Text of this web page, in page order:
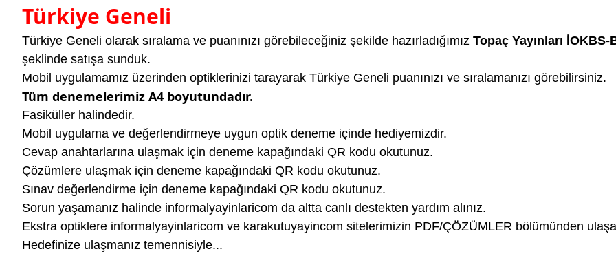
Türkiye Geneli
Türkiye Geneli olarak sıralama ve puanınızı görebileceğiniz şekilde hazırladığımız Topaç Yayınları İOKBS-
şeklinde satışa sunduk.
Mobil uygulamamız üzerinden optiklerinizi tarayarak Türkiye Geneli puanınızı ve sıralamanızı görebilirsiniz.
Tüm denemelerimiz A4 boyutundadır.
Fasiküller halindedir.
Mobil uygulama ve değerlendirmeye uygun optik deneme içinde hediyemizdir.
Cevap anahtarlarına ulaşmak için deneme kapağındaki QR kodu okutunuz.
Çözümlere ulaşmak için deneme kapağındaki QR kodu okutunuz.
Sınav değerlendirme için deneme kapağındaki QR kodu okutunuz.
Sorun yaşamanız halinde informalyayinlaricom da altta canlı destekten yardım alınız.
Ekstra optiklere informalyayinlaricom ve karakutuyayincom sitelerimizin PDF/ÇÖZÜMLER bölümünden
Hedefinize ulaşmanız temennisiyle...